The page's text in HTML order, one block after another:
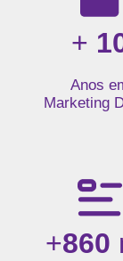
+
Anos
Marketing
+860